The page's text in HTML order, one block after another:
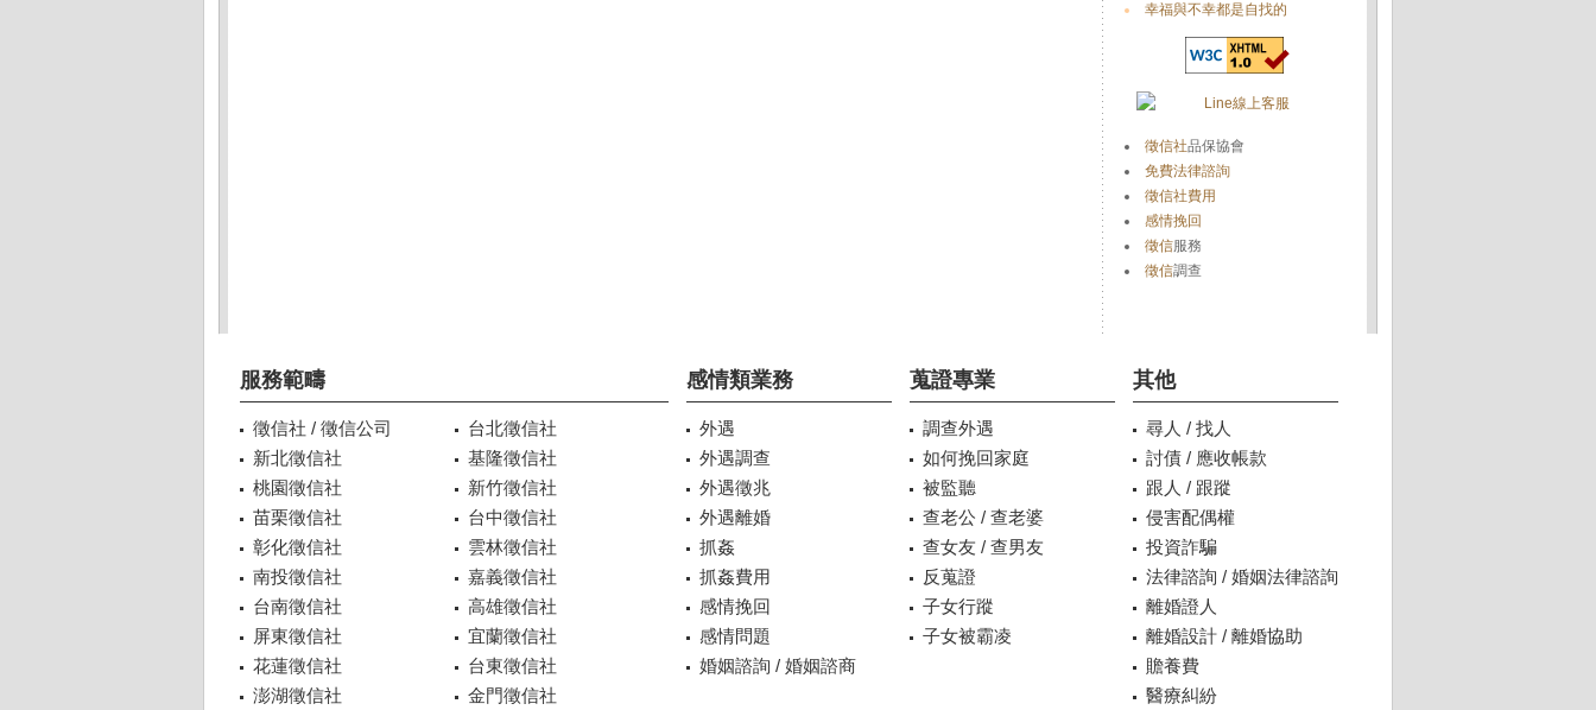
幸福與不幸都是自找的
徵信社品保協會
免費法律諮詢
徵信社費用
感情挽回
徵信服務
徵信調查
服務範疇
徵信社 / 徵信公司
台北徵信社
新北徵信社
基隆徵信社
桃園徵信社
新竹徵信社
苗栗徵信社
台中徵信社
彰化徵信社
雲林徵信社
南投徵信社
嘉義徵信社
台南徵信社
高雄徵信社
屏東徵信社
宜蘭徵信社
花蓮徵信社
台東徵信社
澎湖徵信社
金門徵信社
感情類業務
外遇
外遇調查
外遇徵兆
外遇離婚
抓姦
抓姦費用
感情挽回
感情問題
婚姻諮詢 / 婚姻諮商
蒐證專業
調查外遇
如何挽回家庭
被監聽
查老公 / 查老婆
查女友 / 查男友
反蒐證
子女行蹤
子女被霸凌
其他
尋人 / 找人
討債 / 應收帳款
跟人 / 跟蹤
侵害配偶權
投資詐騙
法律諮詢 / 婚姻法律諮詢
離婚證人
離婚設計 / 離婚協助
贍養費
醫療糾紛